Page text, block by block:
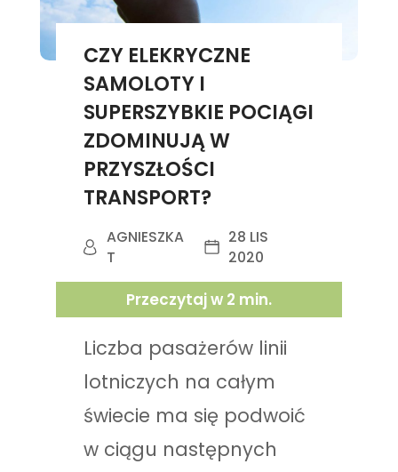
CZY ELEKRYCZNE
SAMOLOTY I
SUPERSZYBKIE POCIĄGI
ZDOMINUJĄ W
PRZYSZŁOŚCI
TRANSPORT?
AGNIESZKA
T
28 LIS
2020
Przeczytaj w 2 min.
Liczba pasażerów linii
lotniczych na całym
świecie ma się podwoić
w ciągu następnych